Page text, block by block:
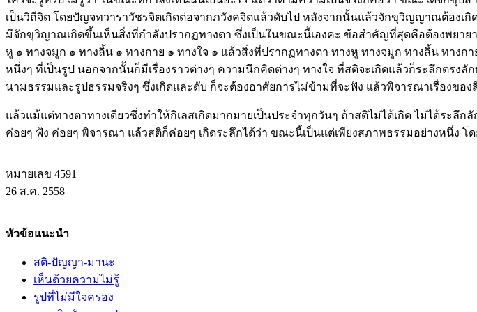
เป็นวิถีจิต โดยปัญจทวาราวัชรจิตเกิดต่อจากภวังคจิตแล้วดับไป หลังจากนั้นแล้วจักขุวิญญาณต้องเ
มีจักขุวิญาณเกิดขึ้นเห็นสิ่งที่กำลังปรากฏทางตา ซึ่งเป็นในขณะนี้เองคะ ข้อสำคัญที่สุดคือต้องพยาย
หู ๑ ทางจมูก ๑ ทางลิ้น ๑ ทางกาย ๑ ทางใจ ๑ แล้วสิ่งที่ปรากฏทางตา ทางหู ทางจมูก ทางลิ้น ทางก
หนึ่งๆ ที่เป็นรูป นอกจากนั้นก็มีเรื่องราวต่างๆ ความนึกคิดต่างๆ ทางใจ ที่สติจะเกิดแล้วก็ระลึกตร
นามธรรมและรูปธรรมจริงๆ ซึ่งเกิดและดับ ก็จะต้องอาศัยการไม่ข้ามที่จะฟัง แล้วพิจารณาเรื่องขอ
แล้วแม้แต่ทางตาทางเดียวซึ่งทำให้กิเลสเกิดมากมายเป็นประจำทุกวันๆ ถ้าสติไม่ได้เกิด ไม่ได้ระ
ค่อยๆ ฟัง ค่อยๆ พิจารณา แล้วสติก็ค่อยๆ เกิดระลึกได้ว่า ขณะนี้เป็นแต่เพียงสภาพธรรมอย่างหนึ่ง โ
หมายเลข 4591
26 ส.ค. 2558
หัวข้อแนะนำ
สติ-ปัญญา-มานะ
เห็นด้วยความไม่รู้
รูปที่ไม่มีใจครอง